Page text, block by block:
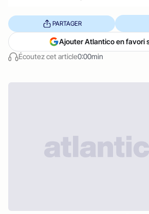
Écoutez cet article0:00min
PARTAGER
Ajouter Atlantico en favori